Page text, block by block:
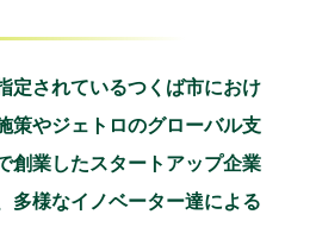
定されているつくば市におけ
策やジェトロのグローバル支
創業したスタートアップ企業
多様なイノベーター達による